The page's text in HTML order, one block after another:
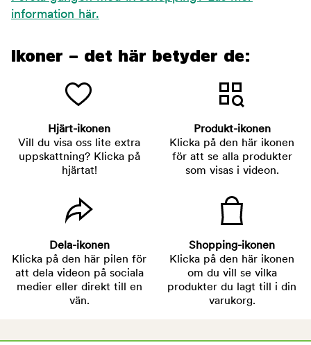
information här.
Ikoner – det här betyder de:
Hjärt-ikonen
Vill du visa oss lite extra
uppskattning? Klicka på
hjärtat!
Produkt-ikonen
Klicka på den här ikonen
för att se alla produkter
som visas i videon.
Dela-ikonen
Klicka på den här pilen för
att dela videon på sociala
medier eller direkt till en
vän.
Shopping-ikonen
Klicka på den här ikonen
om du vill se vilka
produkter du lagt till i din
varukorg.